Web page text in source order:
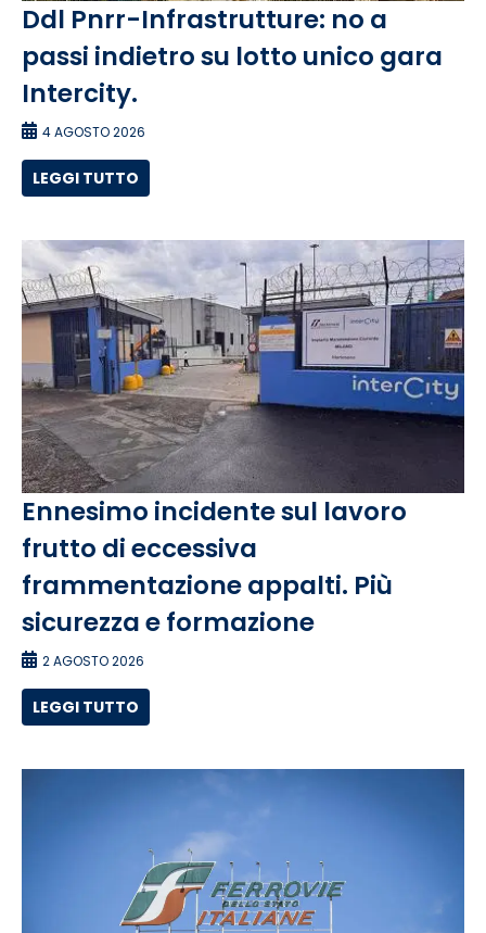
Ddl Pnrr-Infrastrutture: no a
passi indietro su lotto unico gara
Intercity.
4 AGOSTO 2026
LEGGI TUTTO
Ennesimo incidente sul lavoro
frutto di eccessiva
frammentazione appalti. Più
sicurezza e formazione
2 AGOSTO 2026
LEGGI TUTTO